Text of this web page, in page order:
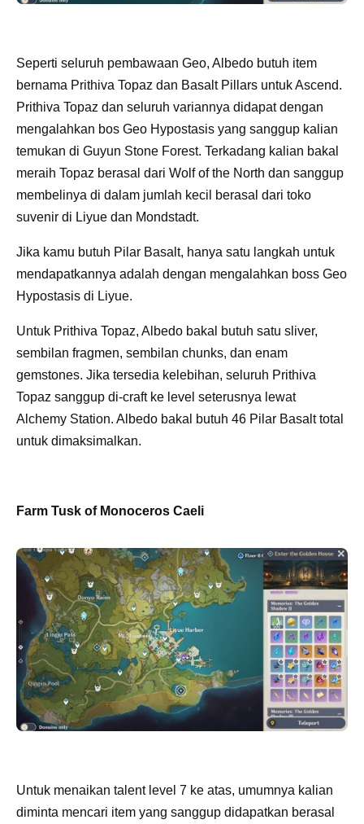
Seperti seluruh pembawaan Geo, Albedo butuh item
bernama Prithiva Topaz dan Basalt Pillars untuk Ascend.
Prithiva Topaz dan seluruh variannya didapat dengan
mengalahkan bos Geo Hypostasis yang sanggup kalian
temukan di Guyun Stone Forest. Terkadang kalian bakal
meraih Topaz berasal dari Wolf of the North dan sanggup
membelinya di dalam jumlah kecil berasal dari toko
suvenir di Liyue dan Mondstadt.
Jika kamu butuh Pilar Basalt, hanya satu langkah untuk
mendapatkannya adalah dengan mengalahkan boss Geo
Hypostasis di Liyue.
Untuk Prithiva Topaz, Albedo bakal butuh satu sliver,
sembilan fragmen, sembilan chunks, dan enam
gemstones. Jika tersedia kelebihan, seluruh Prithiva
Topaz sanggup di-craft ke level seterusnya lewat
Alchemy Station. Albedo bakal butuh 46 Pilar Basalt total
untuk dimaksimalkan.
Farm Tusk of Monoceros Caeli
Untuk menaikan talent level 7 ke atas, umumnya kalian
diminta mencari item yang sanggup didapatkan berasal